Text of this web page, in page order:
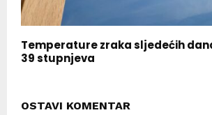
Temperature zraka sljedećih
39 stupnjeva
OSTAVI KOMENTAR